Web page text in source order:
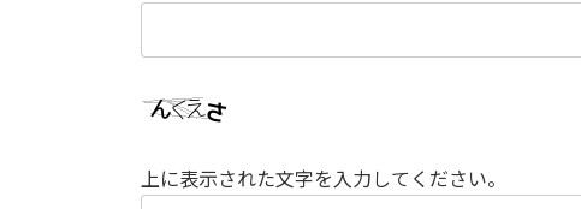
上に表示された文字を入力してください。